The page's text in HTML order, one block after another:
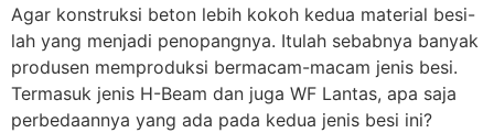
Agar konstruksi beton lebih kokoh kedua material besi-
lah yang menjadi penopangnya. Itulah sebabnya banyak
produsen memproduksi bermacam-macam jenis besi.
Termasuk jenis H-Beam dan juga WF Lantas, apa saja
perbedaannya yang ada pada kedua jenis besi ini?